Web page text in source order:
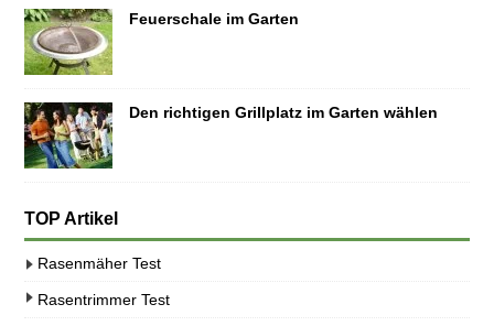
Feuerschale im Garten
Den richtigen Grillplatz im Garten wählen
TOP Artikel
Rasenmäher Test
Rasentrimmer Test